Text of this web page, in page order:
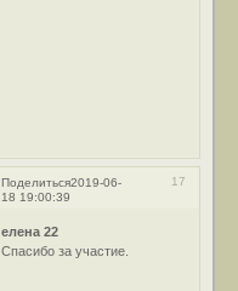
Поделиться 17
2019-06-
18 19:00:39
елена 22
Спасибо за участие.